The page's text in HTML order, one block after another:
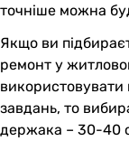
точніше можна
Якщо ви
ремонт у
використовувати
завдань, то
держака – 30-40